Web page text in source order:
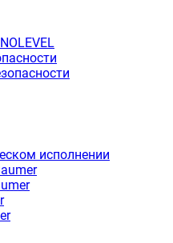
исполнении